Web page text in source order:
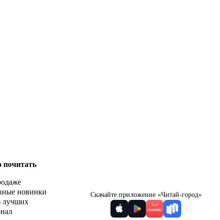
почитать
новинки
лучших
Скачайте приложение «Читай-город»